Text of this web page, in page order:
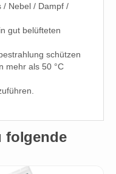
/ Nebel / Dampf /
gut belüfteten
schützen
mehr als 50 °C
folgende